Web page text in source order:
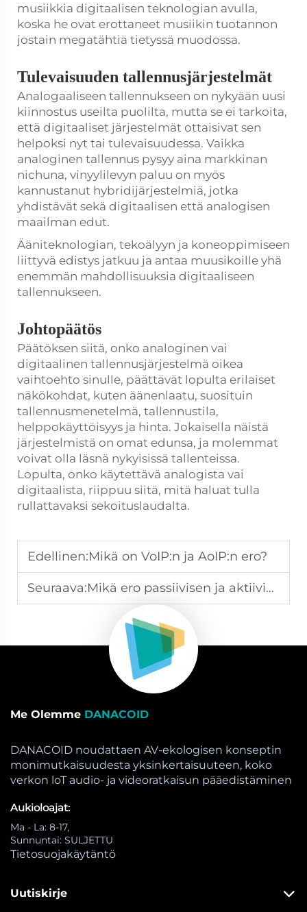
musiikkia digitaalisen teknologian avulla,
koska he ovat erottaneet musiikin tuotannon
jostain megatähtiä tietyssä muodossa.
Tulevaisuuden tallennusjärjestelmät
Analogaaliseen tallennukseen on nykyään uusi
kiinnostus useilta puolilta, mutta se ei tarkoita,
että digitaaliset järjestelmät ottaisivat sen
helpoksi nyt tai tulevaisuudessa. Vaikka
analoginen tallennus pysyy aina markkinan
nichuna, vinyylilevyn paluu on myös
kannustanut hybridijärjestelmiä, jotka
yhdistävät sekä digitaalisen että analogisen
maailman edut.
Ääniteknologian, tekoälyyn ja koneoppimiseen
liittyvä edistys jatkuu ja antaa muusikoille yhä
enemmän mahdollisuuksia digitaaliseen
tallennukseen.
Johtopäätös
Päätöksen siitä, onko analoginen vai
digitaalinen tallennusjärjestelmä oikea
vaihtoehto sinulle, päättävät lopulta erilaiset
näkökohdat, kuten äänenlaatu, suosituin
tallennusmenetelmä, tallennustila,
helppokäyttöisyys ja hinta. Jokaisella näistä
järjestelmistä on omat edunsa, ja molemmat
voivat olla läsnä nykyisissä tallenteissa.
Lopulta, onko käytettävä analogista vai
digitaalista, riippuu siitä, mitä haluat tulla
rullattavaksi sekoituslaudalta.
Edellinen:Mikä on VoIP:n ja AoIP:n ero?
Seuraava:Mikä ero passiivisen ja aktiivisen kaiuttimiston välillä on?
Me Olemme DANACOID
DANACOID noudattaen AV-ekologisen konseptin
monimutkaisuudesta yksinkertaisuuteen, koko
verkon loT audio- ja videoratkaisun pääedistäminen
Aukioloajat:
Ma - La: 8-17,
Sunnuntai: SULJETTU
Tietosuojakäytäntö
Uutiskirje